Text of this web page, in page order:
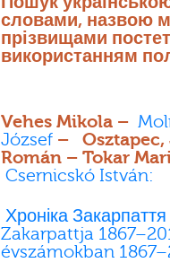
словами, назвою
прізвищами
використанням
Vehes Mikola –
József –
Román – Tokar
Csernicskó István:
Хроніка
Zakarpattja
évszámokban